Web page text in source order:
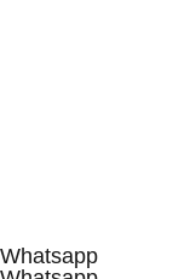
Whatsapp